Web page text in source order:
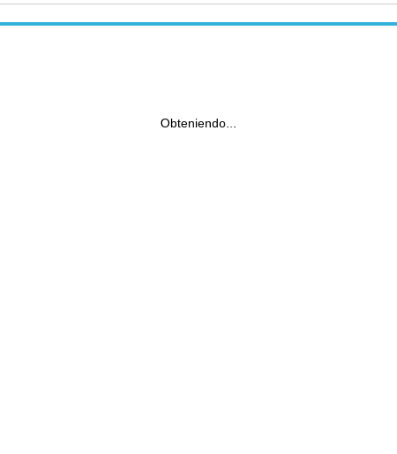
Obteniendo...